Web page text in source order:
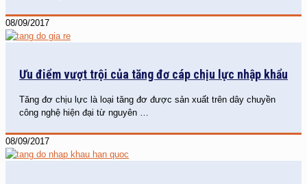
08/09/2017
Ưu điểm vượt trội của tăng đơ cáp chịu lực nhập khẩu
Tăng đơ chịu lực là loại tăng đơ được sản xuất trên dây chuyền
công nghệ hiện đại từ nguyên
08/09/2017